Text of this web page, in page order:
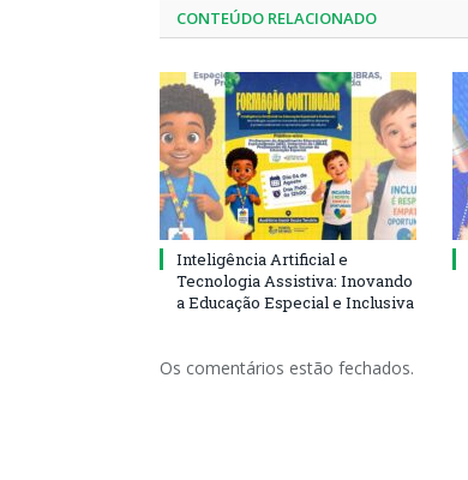
CONTEÚDO RELACIONADO
Inteligência Artificial e
Tecnologia Assistiva: Inovando
a Educação Especial e Inclusiva
Os comentários estão fechados.